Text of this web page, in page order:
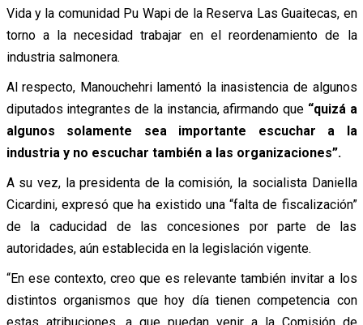
Vida y la comunidad Pu Wapi de la Reserva Las Guaitecas, en
torno a la necesidad trabajar en el reordenamiento de la
industria salmonera.
Al respecto, Manouchehri lamentó la inasistencia de algunos
diputados integrantes de la instancia, afirmando que “quizá a
algunos solamente sea importante escuchar a la
industria y no escuchar también a las organizaciones”.
A su vez, la presidenta de la comisión, la socialista Daniella
Cicardini, expresó que ha existido una “falta de fiscalización”
de la caducidad de las concesiones por parte de las
autoridades, aún establecida en la legislación vigente.
“En ese contexto, creo que es relevante también invitar a los
distintos organismos que hoy día tienen competencia con
estas atribuciones, a que puedan venir a la Comisión de